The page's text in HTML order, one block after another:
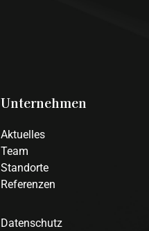
Unternehmen
Aktuelles
Team
Standorte
Referenzen
Datenschutz